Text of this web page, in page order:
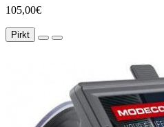
105,00€
Pirkt